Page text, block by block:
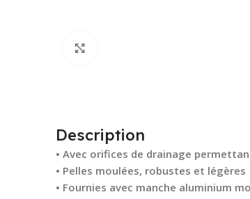
Description
• Avec orifices de drainage
• Pelles moulées, robustes et légères
• Fournies avec manche aluminium